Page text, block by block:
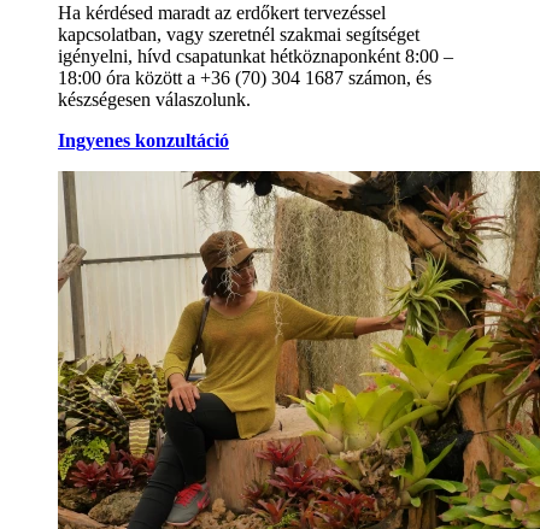
Ha kérdésed maradt az erdőkert tervezéssel
kapcsolatban, vagy szeretnél szakmai segítséget
igényelni, hívd csapatunkat hétköznaponként 8:00 –
18:00 óra között a +36 (70) 304 1687 számon, és
készségesen válaszolunk.
Ingyenes konzultáció